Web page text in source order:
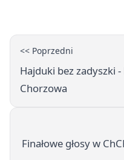
<< Poprzedni
Hajduki bez zadyszki
Chorzowa
Finałowe głosy w